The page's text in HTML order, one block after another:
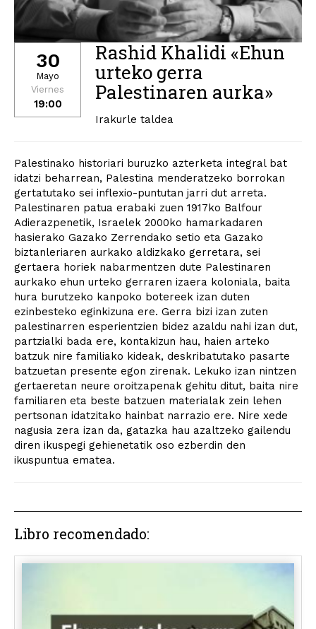
30
Mayo
Viernes
19:00
Rashid Khalidi «Ehun
urteko gerra
Palestinaren aurka»
Irakurle taldea
Palestinako historiari buruzko azterketa integral bat
idatzi beharrean, Palestina menderatzeko borrokan
gertatutako sei inflexio-puntutan jarri dut arreta.
Palestinaren patua erabaki zuen 1917ko Balfour
Adierazpenetik, Israelek 2000ko hamarkadaren
hasierako Gazako Zerrendako setio eta Gazako
biztanleriaren aurkako aldizkako gerretara, sei
gertaera horiek nabarmentzen dute Palestinaren
aurkako ehun urteko gerraren izaera koloniala, baita
hura burutzeko kanpoko botereek izan duten
ezinbesteko eginkizuna ere. Gerra bizi izan zuten
palestinarren esperientzien bidez azaldu nahi izan dut,
partzialki bada ere, kontakizun hau, haien arteko
batzuk nire familiako kideak, deskribatutako pasarte
batzuetan presente egon zirenak. Lekuko izan nintzen
gertaeretan neure oroitzapenak gehitu ditut, baita nire
familiaren eta beste batzuen materialak zein lehen
pertsonan idatzitako hainbat narrazio ere. Nire xede
nagusia zera izan da, gatazka hau azaltzeko gailendu
diren ikuspegi gehienetatik oso ezberdin den
ikuspuntua ematea.
Libro recomendado: